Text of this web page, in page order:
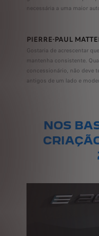
necessária a uma maior
PIERRE-PAUL
Gostaria de acrescentar
mantenha consistente.
concessionário, não deve
antigos de um lado e
NOS